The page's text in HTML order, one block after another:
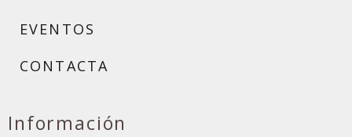
EVENTOS
CONTACTA
Información